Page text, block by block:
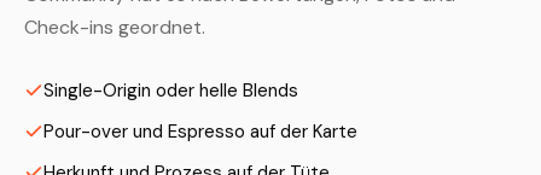
Check-ins geordnet.
Single-Origin oder helle Blends
Pour-over und Espresso auf der Karte